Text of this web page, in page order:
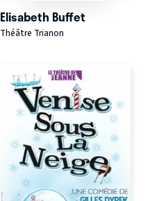
Elisabeth Buffet
Théâtre Trianon